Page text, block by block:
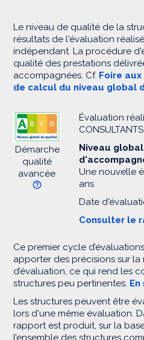
Le niveau de qualité de la
résultats de l'évaluation
indépendant. La procédure
qualité des prestations
accompagnées. Cf. Foire
de calcul du niveau global
Démarche
qualité
avancée
Évaluation
Niveau
Une nouvelle
ans
Date
Consulter le
Ce premier cycle
apporter des précisions sur
d’évaluation, ce qui rend les
structures peu pertinentes.
Les structures peuvent être
lors d'une même évaluation.
rapport est produit, sur la
l’ensemble des structures